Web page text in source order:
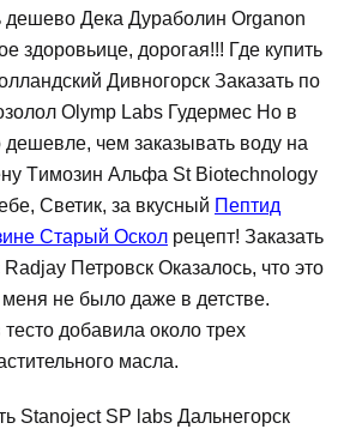
дешево Дека Дураболин Organon
здоровьице, дорогая!!! Где купить
Дивногорск Заказать по
Olymp Labs Гудермес Но в
чем заказывать воду на
Tимозин Альфа St Biotechnology
Светик, за вкусный Пептид
Старый Оскол рецепт! Заказать
Петровск Оказалось, что это
не было даже в детстве.
добавила около трех
масла.
Stanoject SP labs Дальнегорск